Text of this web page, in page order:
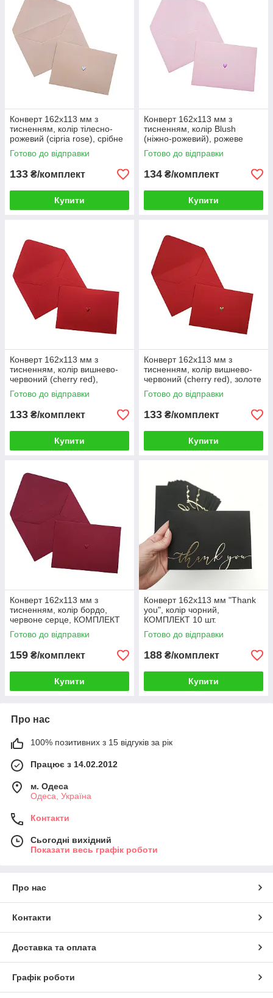
Конверт 162x113 мм з
тисненням, колір тілесно-
рожевий (cipria rose), срібне
серце, КОМПЛЕКТ 10 шт.
Готово до відправки
133 ₴/комплект
Купити
Конверт 162x113 мм з
тисненням, колір Blush
(ніжно-рожевий), рожеве
серце, КОМПЛЕКТ 10 шт.
Готово до відправки
134 ₴/комплект
Купити
Конверт 162x113 мм з
тисненням, колір вишнево-
червоний (cherry red),
червоне серце, КОМПЛЕКТ
10 шт.
Готово до відправки
133 ₴/комплект
Купити
Конверт 162x113 мм з
тисненням, колір вишнево-
червоний (cherry red), золоте
серце, КОМПЛЕКТ 10 шт.
Готово до відправки
133 ₴/комплект
Купити
Конверт 162x113 мм з
тисненням, колір бордо,
червоне серце, КОМПЛЕКТ
10 шт.
Готово до відправки
159 ₴/комплект
Купити
Конверт 162x113 мм "Thank
you", колір чорний,
КОМПЛЕКТ 10 шт.
Готово до відправки
188 ₴/комплект
Купити
Про нас
100% позитивних з 15 відгуків за рік
Працює з 14.02.2012
м. Одеса
Одеса, Україна
Контакти
Сьогодні вихідний
Показати весь графік роботи
Про нас
Контакти
Доставка та оплата
Графік роботи